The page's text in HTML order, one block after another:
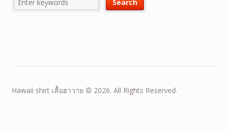
Hawaii shirt เสื้อฮาวาย © 2026. All Rights Reserved.